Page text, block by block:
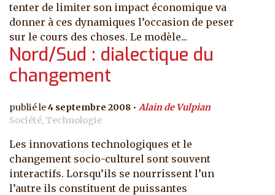
tenter de limiter son impact économique va
donner à ces dynamiques l’occasion de peser
sur le cours des choses. Le modèle...
Nord/Sud : dialectique du
changement
4 septembre 2008
Alain de Vulpian
Société, Technologie
Les innovations technologiques et le
changement socio-culturel sont souvent
interactifs. Lorsqu’ils se nourrissent l’un
l’autre ils constituent de puissantes